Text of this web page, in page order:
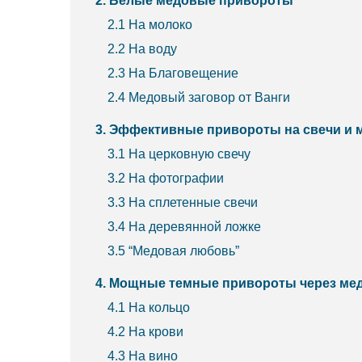
2.1 На молоко
2.2 На воду
2.3 На Благовещение
2.4 Медовый заговор от Ванги
3. Эффективные привороты на свечи и
3.1 На церковную свечу
3.2 На фотографии
3.3 На сплетенные свечи
3.4 На деревянной ложке
3.5 “Медовая любовь”
4. Мощные темные привороты через
4.1 На кольцо
4.2 На крови
4.3 На вино